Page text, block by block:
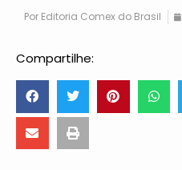
Por Editoria Comex do Brasil
Compartilhe: